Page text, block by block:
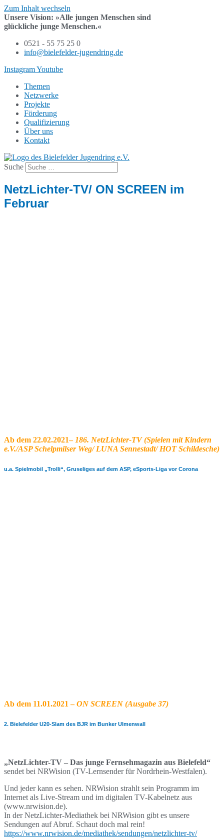
Zum Inhalt wechseln
Unsere Vision: »Alle jungen Menschen sind
glückliche junge Menschen.«
0521 - 55 75 25 0
info@bielefelder-jugendring.de
InstagramYoutube
Themen
Netzwerke
Projekte
Förderung
Qualifizierung
Über uns
Kontakt
Suche
NetzLichter-TV/ ON SCREEN im
Februar
Ab dem 22.02.2021–186. NetzLichter-TV (Spielen mit Kindern
e.V./ASP Schelpmilser Weg/ LUNA Sennestadt/ HOT Schildesche)
u.a. Spielmobil „Trolli“, Gruseliges auf dem ASP, eSports-Liga vor Corona
Ab dem 11.01.2021 –ON SCREEN (Ausgabe 37)
2. Bielefelder U20-Slam des BJR im Bunker Ulmenwall
„NetzLichter-TV – Das junge Fernsehmagazin aus Bielefeld“
sendet bei NRWision (TV-Lernsender für Nordrhein-Westfalen).
Und jeder kann es sehen. NRWision strahlt sein Programm im
Internet als Live-Stream und im digitalen TV-Kabelnetz aus
(www.nrwision.de).
In der NetzLichter-Mediathek bei NRWision gibt es unsere
Sendungen auf Abruf. Schaut doch mal rein!
https://www.nrwision.de/mediathek/sendungen/netzlichter-tv/